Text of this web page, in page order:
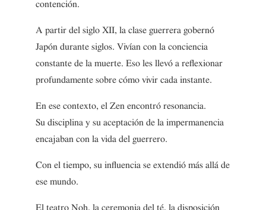
contención.
A partir del siglo XII, la clase guerrera gobernó
Japón durante siglos. Vivían con la conciencia
constante de la muerte. Eso les llevó a reflexionar
profundamente sobre cómo vivir cada instante.
En ese contexto, el Zen encontró resonancia.
Su disciplina y su aceptación de la impermanencia
encajaban con la vida del guerrero.
Con el tiempo, su influencia se extendió más allá de
ese mundo.
El teatro Noh, la ceremonia del té, la disposición